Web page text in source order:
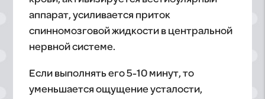
аппарат, усиливается приток
спинномозговой жидкости в центральной
нервной системе.
Если выполнять его 5-10 минут, то
уменьшается ощущение усталости,